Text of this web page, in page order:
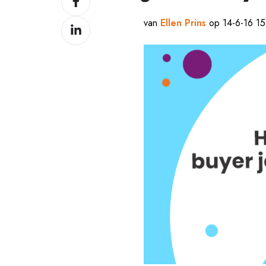
op
Facebook
Delen
op
van Ellen Prins op 14-6-16